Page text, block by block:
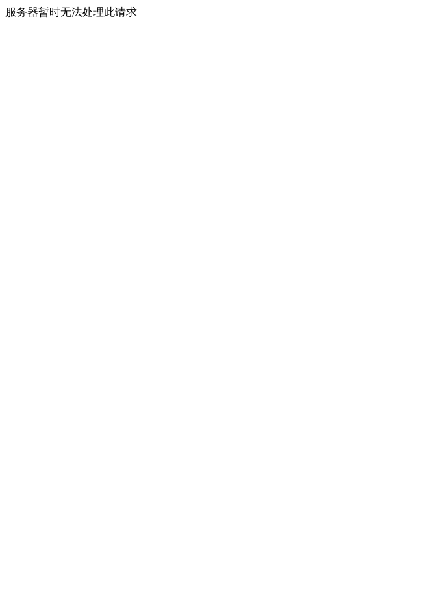
服务器暂时无法处理此请求